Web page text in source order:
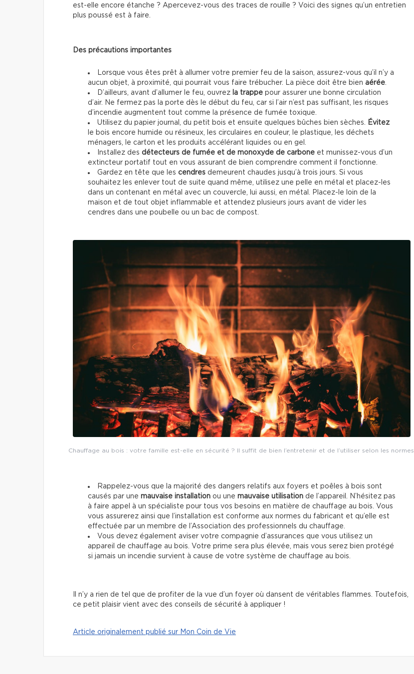
est-elle encore étanche ? Apercevez-vous des traces de rouille ? Voici des signes qu’un entretien
plus poussé est à faire.
Des précautions importantes
Lorsque vous êtes prêt à allumer votre premier feu de la saison, assurez-vous qu’il n’y a
aucun objet, à proximité, qui pourrait vous faire trébucher. La pièce doit être bien aérée
D’ailleurs, avant d’allumer le feu, ouvrez la trappe pour assurer une bonne circulation
d’air. Ne fermez pas la porte dès le début du feu, car si l’air n’est pas suffisant, les risques
d’incendie augmentent tout comme la présence de fumée toxique.
Utilisez du papier journal, du petit bois et ensuite quelques bûches bien sèches.
Évitez
le bois encore humide ou résineux, les circulaires en couleur, le plastique, les déchets
ménagers, le carton et les produits accélérant liquides ou en gel.
Installez des détecteurs de fumée et de monoxyde de carbone et munissez-vous d’un
extincteur portatif tout en vous assurant de bien comprendre comment il fonctionne.
Gardez en tête que les cendres demeurent chaudes jusqu’à trois jours. Si vous
souhaitez les enlever tout de suite quand même, utilisez une pelle en métal et placez-les
dans un contenant en métal avec un couvercle, lui aussi, en métal. Placez-le loin de la
maison et de tout objet inflammable et attendez plusieurs jours avant de vider les
cendres dans une poubelle ou un bac de compost.
Chauffage au bois : votre famille est-elle en sécurité ? Il suffit de bien l’entretenir et de l’utiliser selon les normes.
Rappelez-vous que la majorité des dangers relatifs aux foyers et poêles à bois sont
causés par une mauvaise installation ou une mauvaise utilisation de l’appareil. N’hésitez pas
à faire appel à un spécialiste pour tous vos besoins en matière de chauffage au bois. Vous
vous assurerez ainsi que l’installation est conforme aux normes du fabricant et qu’elle est
effectuée par un membre de l’Association des professionnels du chauffage.
Vous devez également aviser votre compagnie d’assurances que vous utilisez un
appareil de chauffage au bois. Votre prime sera plus élevée, mais vous serez bien protégé
si jamais un incendie survient à cause de votre système de chauffage au bois.
Il n’y a rien de tel que de profiter de la vue d’un foyer où dansent de véritables flammes. Toutefois,
ce petit plaisir vient avec des conseils de sécurité à appliquer !
Article originalement publié sur Mon Coin de Vie